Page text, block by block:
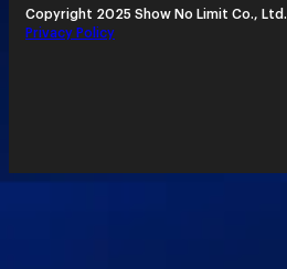
Copyright 2025 Show No Limit Co., Ltd.
Privacy Policy